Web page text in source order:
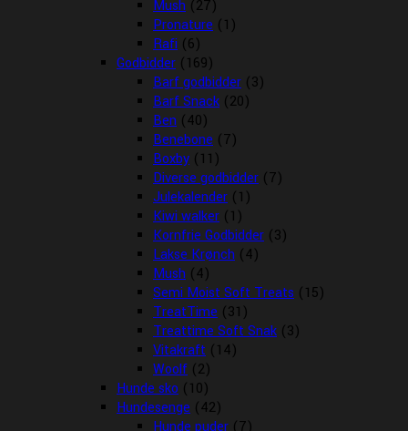
Mush (27)
Pronature (1)
Rafi (6)
Godbidder (169)
Barf godbidder (3)
Barf Snack (20)
Ben (40)
Benebone (7)
Boxby (11)
Diverse godbidder (7)
Julekalender (1)
Kiwi walker (1)
Kornfrie Godbidder (3)
Lakse Krønch (4)
Mush (4)
Semi Moist Soft Treats (15)
TreatTime (31)
Treattime Soft Snak (3)
Vitakraft (14)
Woolf (2)
Hunde sko (10)
Hundesenge (42)
Hunde puder (7)